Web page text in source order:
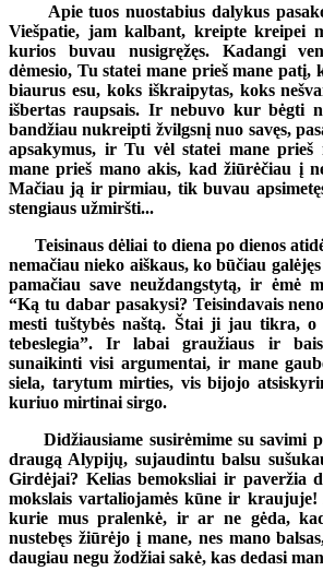
Apie tuos nuostabius dalykus
Viešpatie, jam kalbant, kreipte kreipei
kurios buvau nusigręžęs. Kadangi
dėmesio, Tu statei mane prieš mane patį,
biaurus esu, koks iškraipytas, koks
išbertas raupsais. Ir nebuvo kur bėgti
bandžiau nukreipti žvilgsnį nuo savęs,
apsakymus, ir Tu vėl statei mane
mane prieš mano akis, kad žiūrėčiau į
Mačiau ją ir pirmiau, tik buvau
stengiaus užmiršti...
Teisinaus dėliai to diena po dienos
nemačiau nieko aiškaus, ko būčiau
pamačiau save neuždangstytą, ir ėmė
“Ką tu dabar pasakysi? Teisindavais
mesti tuštybės naštą. Štai ji jau tikra, o
tebeslegia”. Ir labai graužiaus ir
sunaikinti visi argumentai, ir mane
siela, tarytum mirties, vis bijojo
kuriuo mirtinai sirgo.
Didžiausiame susirėmime su savimi
draugą Alypijų, sujaudintu balsu
Girdėjai? Kelias bemoksliai ir paveržia
mokslais vartaliojamės kūne ir kraujuje!
kurie mus pralenkė, ir ar ne gėda,
nustebęs žiūrėjo į mane, nes mano
daugiau negu žodžiai sakė, kas dedasi